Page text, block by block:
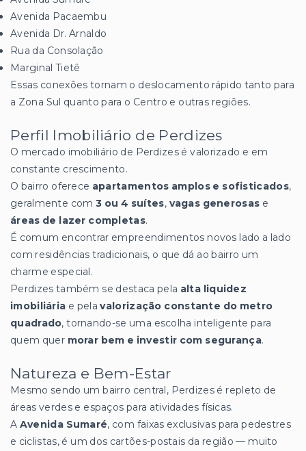
Avenida Pacaembu
Avenida Dr. Arnaldo
Rua da Consolação
Marginal Tietê
Essas conexões tornam o deslocamento rápido tanto para
a Zona Sul quanto para o Centro e outras regiões.
Perfil Imobiliário de Perdizes
O mercado imobiliário de Perdizes é valorizado e em
constante crescimento.
O bairro oferece apartamentos amplos e sofisticados,
geralmente com3 ou 4 suítes, vagas generosas e
áreas de lazer completas.
É comum encontrar empreendimentos novos lado a lado
com residências tradicionais, o que dá ao bairro um
charme especial.
Perdizes também se destaca pela alta liquidez
imobiliária e pelavalorização constante do metro
quadrado, tornando-se uma escolha inteligente para
quem quer morar bem e investir com segurança.
Natureza e Bem-Estar
Mesmo sendo um bairro central, Perdizes é repleto de
áreas verdes e espaços para atividades físicas.
A Avenida Sumaré, com faixas exclusivas para pedestres
e ciclistas, é um dos cartões-postais da região — muito